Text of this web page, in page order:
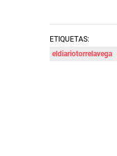
ETIQUETAS:
eldiariotorrelavega